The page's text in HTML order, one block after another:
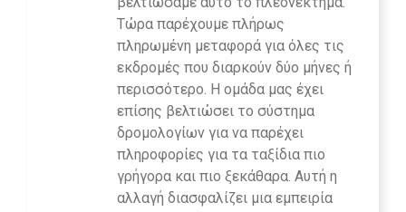
Τώρα παρέχουμε πλήρως
πληρωμένη μεταφορά για όλες τις
εκδρομές που διαρκούν δύο μήνες ή
περισσότερο. Η ομάδα μας έχει
επίσης βελτιώσει το σύστημα
δρομολογίων για να παρέχει
πληροφορίες για τα ταξίδια πιο
γρήγορα και πιο ξεκάθαρα. Αυτή η
αλλαγή διασφαλίζει μια εμπειρία